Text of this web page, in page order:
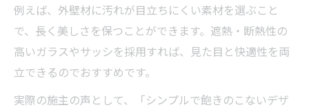
例えば、外壁材に汚れが目立ちにくい素材を選ぶこと
で、長く美しさを保つことができます。遮熱・断熱性の
高いガラスやサッシを採用すれば、見た目と快適性を両
立できるのでおすすめです。
実際の施主の声として、「シンプルで飽きのこないデザ